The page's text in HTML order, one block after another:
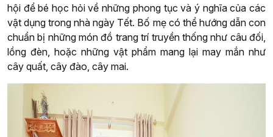
hội để bé học hỏi về những phong tục và ý nghĩa của các
vật dụng trong nhà ngày Tết. Bố mẹ có thể hướng dẫn con
chuẩn bị những món đồ trang trí truyền thống như câu đối,
lồng đèn, hoặc những vật phẩm mang lại may mắn như
cây quất, cây đào, cây mai.